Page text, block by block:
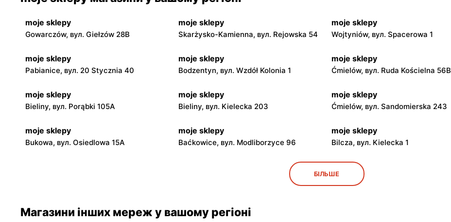
moje sklepy
Gowarczów, вул. Giełzów 28B
moje sklepy
Skarżysko-Kamienna, вул. Rejowska 54
moje sklepy
Wojtyniów, вул. Spacerowa 1
moje sklepy
Pabianice, вул. 20 Stycznia 40
moje sklepy
Bodzentyn, вул. Wzdół Kolonia 1
moje sklepy
Ćmielów, вул. Ruda Kościelna 56B
moje sklepy
Bieliny, вул. Porąbki 105A
moje sklepy
Bieliny, вул. Kielecka 203
moje sklepy
Ćmielów, вул. Sandomierska 243
moje sklepy
Bukowa, вул. Osiedlowa 15A
moje sklepy
Baćkowice, вул. Modliborzyce 96
moje sklepy
Bilcza, вул. Kielecka 1
moje sklepy
Gorzyce, вул. Szkolna 44
Jadachy, вул. Jadachy 111 Jeżowe, вул. Zalesie 77
БІЛЬШЕ
Магазини інших мереж у вашому регіоні